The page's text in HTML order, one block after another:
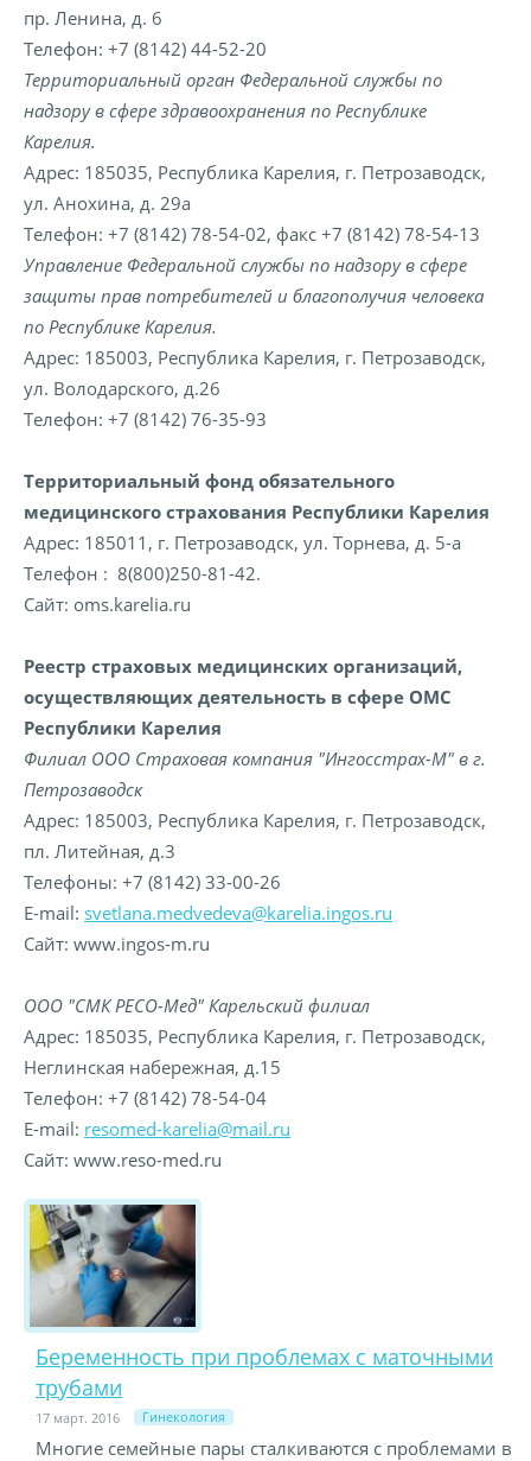
пр. Ленина, д. 6
Телефон: +7 (8142) 44-52-20
Территориальный орган Федеральной службы по
надзору в сфере здравоохранения по Республике
Карелия.
Адрес: 185035, Республика Карелия, г. Петрозаводск,
ул. Анохина, д. 29а
Телефон: +7 (8142) 78-54-02, факс +7 (8142) 78-54-13
Управление Федеральной службы по надзору в сфере
защиты прав потребителей и благополучия человека
по Республике Карелия.
Адрес: 185003, Республика Карелия, г. Петрозаводск,
ул. Володарского, д.26
Телефон: +7 (8142) 76-35-93
Территориальный фонд обязательного
медицинского страхования Республики Карелия
Адрес: 185011, г. Петрозаводск, ул. Торнева, д. 5-а
Телефон : 8(800)250-81-42.
Сайт: oms.karelia.ru
Реестр страховых медицинских организаций,
осуществляющих деятельность в сфере ОМС
Республики Карелия
Филиал ООО Страховая компания "Ингосстрах-М" в г.
Петрозаводск
Адрес: 185003, Республика Карелия, г. Петрозаводск,
пл. Литейная, д.3
Телефоны: +7 (8142) 33-00-26
E-mail: svetlana.medvedeva@karelia.ingos.ru
Сайт: www.ingos-m.ru
ООО "СМК РЕСО-Мед" Карельский филиал
Адрес: 185035, Республика Карелия, г. Петрозаводск,
Неглинская набережная, д.15
Телефон: +7 (8142) 78-54-04
E-mail: resomed-karelia@mail.ru
Сайт: www.reso-med.ru
Беременность при проблемах с маточными
трубами
17 март. 2016 Гинекология
Многие семейные пары сталкиваются с проблемами в